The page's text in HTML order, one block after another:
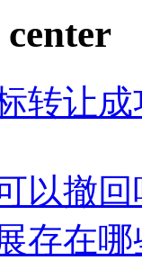
center
转让
以撤回
存在